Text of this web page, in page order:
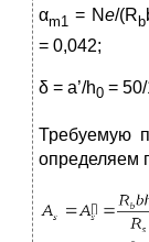
αm1 = Ne/(Rb
= 0,042;
δ = a’/h0 =
Требуемую
определяем